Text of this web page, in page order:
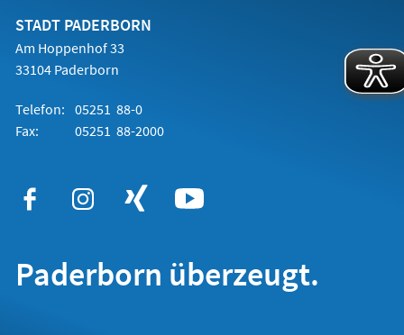
STADT PADERBORN
Am Hoppenhof 33
33104 Paderborn
Telefon: 05251 88-0
Fax:
05251 88-2000
Paderborn überzeugt.